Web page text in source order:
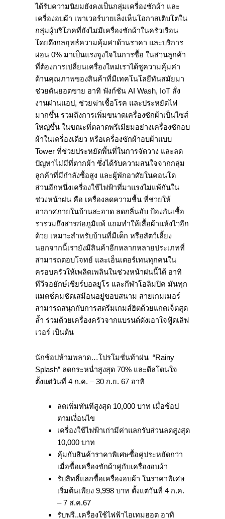
ได้รับความนิยมยังคงเป็นกลุ่มเครื่องซักผ้า และ
เครื่องอบผ้า เพาเวอร์บายเล็งเห็นโอกาสเติบโตใน
กลุ่มผู้บริโภคที่ยังไม่มีเครื่องซักผ้าในครัวเรือน
โดยดึงกลยุทธ์ความคุ้มค่าด้านราคา และบริการ
ผ่อน 0% มาเป็นแรงจูงใจในการซื้อ ในส่วนลูกค้า
ที่ต้องการเปลี่ยนเครื่องใหม่เราได้ชูความคุ้มค่า
ด้านคุณภาพของสินค้าที่มีเทคโนโลยีทันสมัยมา
ช่วยดันยอดขาย อาทิ ฟังก์ชัน AI Wash, IoT สั่ง
งานผ่านแอป, ช่วยฆ่าเชื้อโรค และประหยัดไฟ
มากขึ้น รวมถึงการเพิ่มขนาดเครื่องซักผ้าเป็นไซส์
ใหญ่ขึ้น ในขณะที่ตลาดพรีเมียมอย่างเครื่องซักอบ
ผ้าในเครื่องเดียว หรือเครื่องซักผ้าอบผ้าแบบ
Tower ที่ช่วยประหยัดพื้นที่ในการจัดวาง และลด
ปัญหาไม่มีที่ตากผ้า ซึ่งได้รับความสนใจจากกลุ่ม
ลูกค้าที่มีกำลังซื้อสูง และผู้พักอาศัยในคอนโด
ส่วนอีกหนึ่งเครื่องใช้ไฟฟ้าที่มาแรงไม่แพ้กันใน
ช่วงหน้าฝน คือ เครื่องลดความชื้น ที่ช่วยให้
อากาศภายในบ้านสะอาด ลดกลิ่นอับ ป้องกันเชื้อ
รารวมถึงสารก่อภูมิแพ้ แถมทำให้เสื้อผ้าแห้งไวอีก
ด้วย เหมาะสำหรับบ้านที่มีเด็ก หรือสัตว์เลี้ยง
นอกจากนี้เรายังมีสินค้าอีกหลากหลายประเภทที่
สามารถตอบโจทย์ และเอ็นเตอร์เทนทุกคนใน
ครอบครัวให้เพลิดเพลินในช่วงหน้าฝนนี้ได้ อาทิ
ทีวีจอยักษ์เชียร์บอลยูโร และกีฬาโอลิมปิค มันทุก
แมตช์คมชัดเสมือนอยู่ขอบสนาม สายเกมเมอร์
สามารถสนุกกับการสตรีมเกมส์ฮิตด้วยแกดเจ็ตสุด
ล้ำ ร่วมด้วยเครื่องครัวจากแบรนด์ดังเอาใจฟู้ดเลิฟ
เวอร์ เป็นต้น
นักช้อปห้ามพลาด…โปรโมชั่นท้าฝน “Rainy
Splash” ลดกระหน่ำสูงสุด 70% และดีลโดนใจ
ตั้งแต่วันที่ 4 ก.ค. – 30 ก.ย. 67 อาทิ
ลดเพิ่มทันทีสูงสุด 10,000 บาท เมื่อช้อป
ตามเงื่อนไข
เครื่องใช้ไฟฟ้าเก่ามีค่าแลกรับส่วนลดสูงสุด
10,000 บาท
คุ้มกับสินค้าราคาพิเศษซื้อคู่ประหยัดกว่า
เมื่อซื้อเครื่องซักผ้าคู่กับเครื่องอบผ้า
รับสิทธิ์แลกซื้อเครื่องอบผ้า ในราคาพิเศษ
เริ่มต้นเพียง 9,998 บาท ตั้งแต่วันที่ 4 ก.ค.
– 7 ส.ค.67
รับฟรี..เครื่องใช้ไฟฟ้าไอเทมฮอต อาทิ